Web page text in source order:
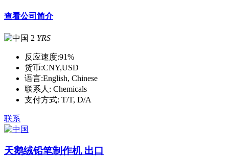
查看公司简介
2 YRS
反应速度:91%
货币:CNY,USD
语言:English, Chinese
联系人: Chemicals
支付方式: T/T, D/A
联系
天鹅绒铅笔制作机 出口